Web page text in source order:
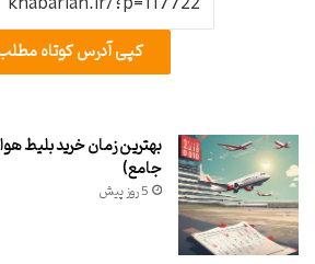
کپی آدرس کوتاه
بهترین زمان خرید بلیط
جامع)
5 روز پیش